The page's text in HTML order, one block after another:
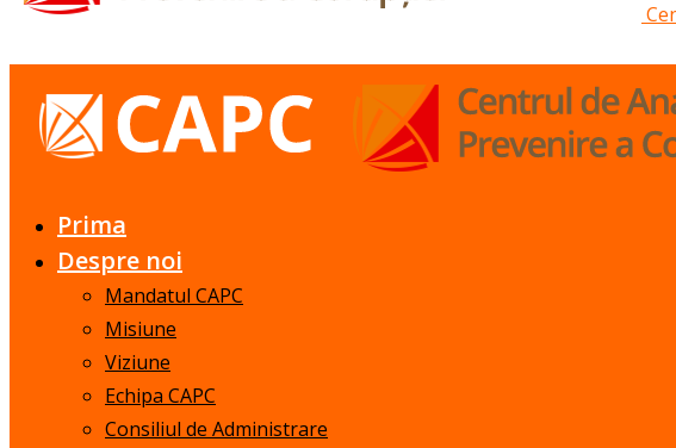
Prima
Despre noi
Mandatul CAPC
Misiune
Viziune
Echipa CAPC
Consiliul de Administrare